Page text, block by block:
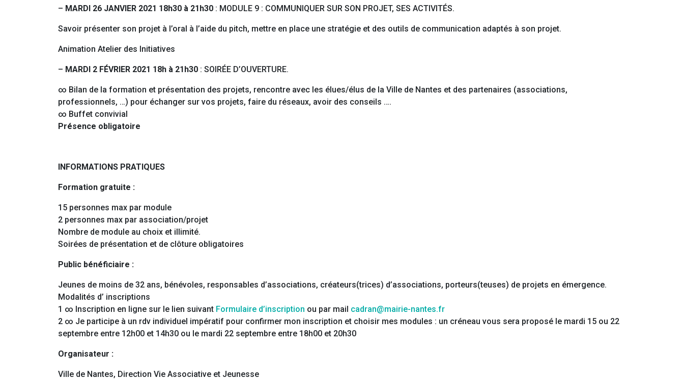
– MARDI 26 JANVIER 2021 18h30 à 21h30 : MODULE 9 : COMMUNIQUER SUR SON PROJET, SES ACTIVITÉS.
Savoir présenter son projet à l’oral à l’aide du pitch, mettre en place une stratégie et des outils de communication adaptés à son projet.
Animation Atelier des Initiatives
– MARDI 2 FÉVRIER 2021 18h à 21h30 : SOIRÉE D’OUVERTURE.
∞ Bilan de la formation et présentation des projets, rencontre avec les élues/élus de la Ville de Nantes et des partenaires (associations,
professionnels, …) pour échanger sur vos projets, faire du réseaux, avoir des conseils ….
∞ Buffet convivial
Présence obligatoire
INFORMATIONS PRATIQUES
Formation gratuite :
15 personnes max par module
2 personnes max par association/projet
Nombre de module au choix et illimité.
Soirées de présentation et de clôture obligatoires
Public bénéficiaire :
Jeunes de moins de 32 ans, bénévoles, responsables d’associations, créateurs(trices) d’associations, porteurs(teuses) de projets en émergence.
Modalités d’ inscriptions
1 ∞ Inscription en ligne sur le lien suivant Formulaire d’inscription ou par mail cadran@mairie-nantes.fr
2 ∞ Je participe à un rdv individuel impératif pour confirmer mon inscription et choisir mes modules : un créneau vous sera proposé le mardi 15 ou 22
septembre entre 12h00 et 14h30 ou le mardi 22 septembre entre 18h00 et 20h30
Organisateur :
Ville de Nantes, Direction Vie Associative et Jeunesse